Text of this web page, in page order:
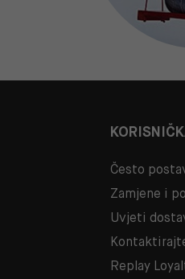
Često
Zamjene i
Uvjeti
Replay